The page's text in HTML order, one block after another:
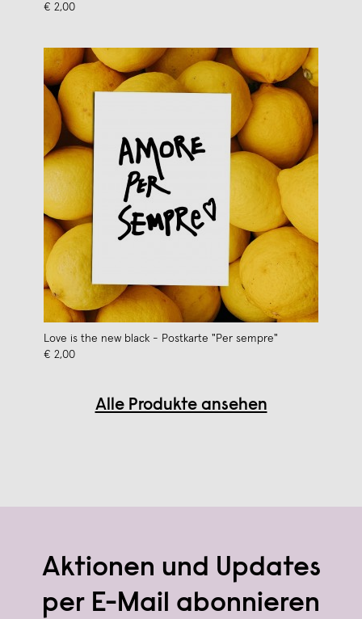
€ 2,00
Love is the new black - Postkarte "Per sempre"
€ 2,00
Alle Produkte ansehen
Aktionen und Updates
per E-Mail abonnieren